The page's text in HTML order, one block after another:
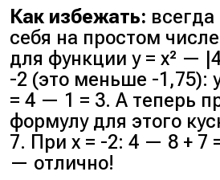
вершину (2;
пересекает
ветки.
точек не
Четыре
при 0 < m < 1.
Ответ:m = 1.
Как избежать:
себя на простом
для функции y = x² —
-2 (это меньше -1,75):
= 4 — 1 = 3. А теперь
формулу для этого
7. При x = -2: 4 — 8 + 7
— отлично!